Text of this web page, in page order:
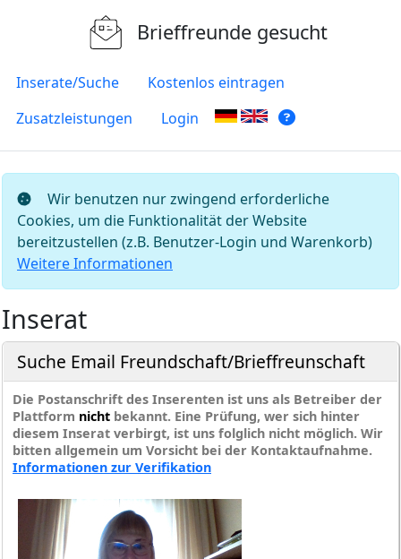
Brieffreunde gesucht
Inserate/Suche
Kostenlos eintragen
Zusatzleistungen
Login
Wir benutzen nur zwingend erforderliche
Cookies, um die Funktionalität der Website
bereitzustellen (z.B. Benutzer-Login und Warenkorb)
Weitere Informationen
Inserat
Suche Email Freundschaft/Brieffreunschaft
Die Postanschrift des Inserenten ist uns als Betreiber der
Plattform nicht bekannt. Eine Prüfung, wer sich hinter
diesem Inserat verbirgt, ist uns folglich nicht möglich. Wir
bitten allgemein um Vorsicht bei der Kontaktaufnahme.
Informationen zur Verifikation